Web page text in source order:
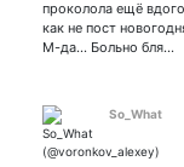
проколола ещё
как не пост
М-да... Больно бля…
So_What